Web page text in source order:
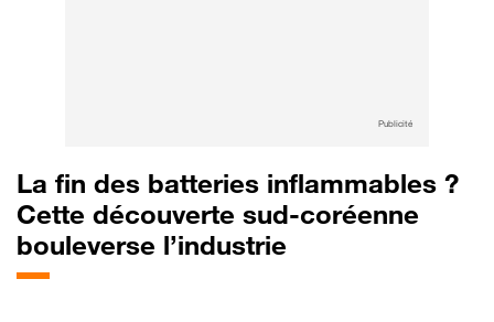
Publicité
La fin des batteries inflammables ?
Cette découverte sud-coréenne
bouleverse l’industrie